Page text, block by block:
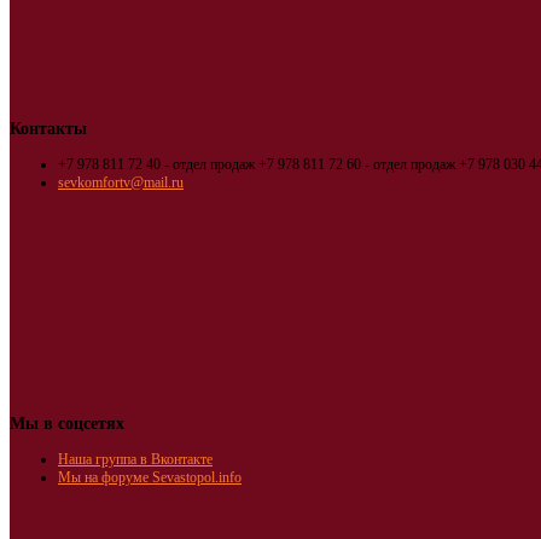
Контакты
+7 978 811 72 40 - отдел продаж +7 978 811 72 60 - отдел продаж +7 978 030
sevkomfortv@mail.ru
Мы в соцсетях
Наша группа в Вконтакте
Мы на форуме Sevastopol.info